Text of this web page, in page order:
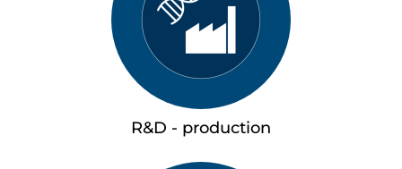
R&D - production